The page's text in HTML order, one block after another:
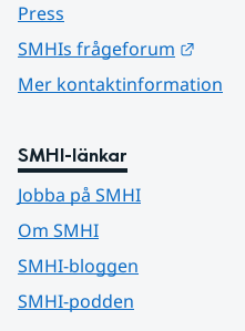
Press
SMHIs frågeforum
Mer kontaktinformation
SMHI-länkar
Jobba på SMHI
Om SMHI
SMHI-bloggen
SMHI-podden